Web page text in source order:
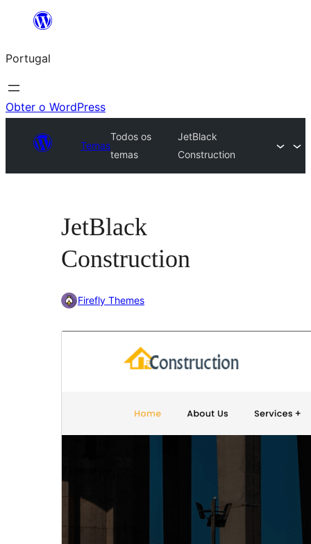
Saltar
o
conteúdo
Portugal
Obter o WordPress
Temas
Todos os
temas
JetBlack
Construction
JetBlack
Construction
Firefly Themes